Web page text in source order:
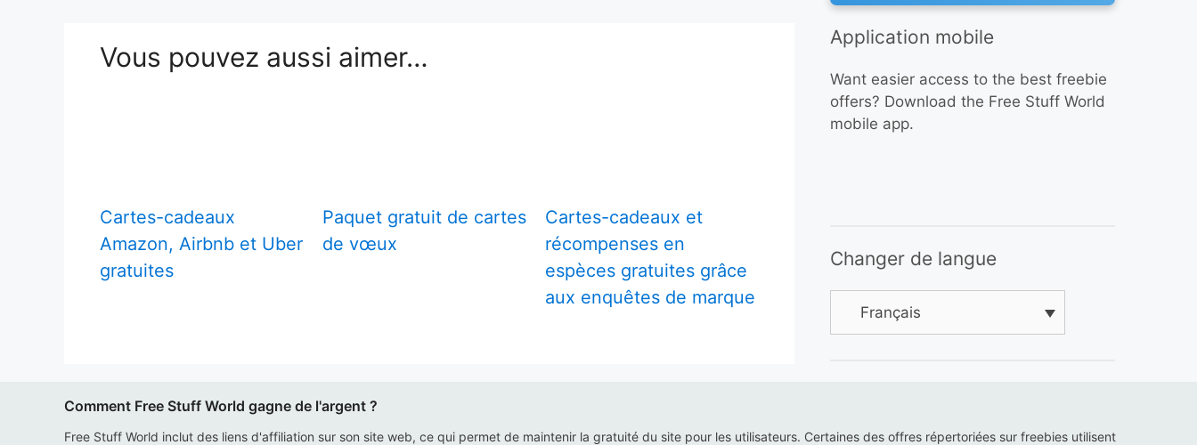
Vous pouvez aussi aimer…
Cartes-cadeaux
Amazon, Airbnb et Uber
gratuites
Paquet gratuit de cartes
de vœux
Cartes-cadeaux et
récompenses en
espèces gratuites grâce
aux enquêtes de marque
Application mobile
Want easier access to the best freebie
offers? Download the Free Stuff World
mobile app.
Changer de langue
Français
Comment Free Stuff World gagne de l'argent ?
Free Stuff World inclut des liens d'affiliation sur son site web, ce qui permet de maintenir la gratuité du site pour les utilisateurs. Certaines des offres répertoriées sur freebies utilisent